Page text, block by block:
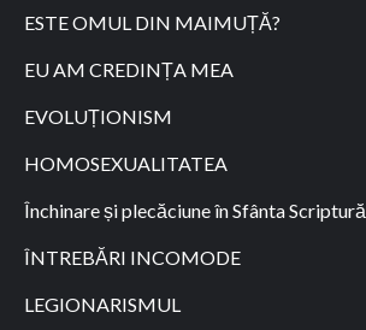
ESTE OMUL DIN MAIMUȚĂ?
EU AM CREDINȚA MEA
EVOLUȚIONISM
HOMOSEXUALITATEA
Închinare și plecăciune în Sfânta Scriptură
ÎNTREBĂRI INCOMODE
LEGIONARISMUL